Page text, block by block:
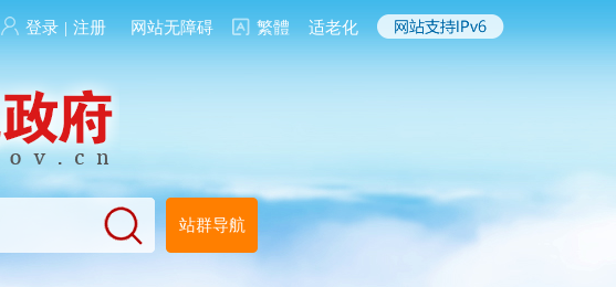
登录 | 注册 网站无障碍 繁體 适老化
站群导航